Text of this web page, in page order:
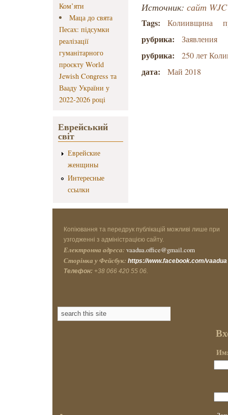
Ком’яти
Маца до свята
Песах: підсумки
реалізації
гуманітарного
проєкту World
Jewish Congress та
Вааду України у
2022-2026 році
Еврейський
світ
Еврейские
женщины
Интересные
ссылки
Источник: сайт WJC
Tags: Колиивщина
рубрика: Заявления
рубрика: 250 лет
дата: Май 2018
Копіювання та передрук публікацій можливі лише при
узгодженні з адміністрацією сайту.
Електронна адреса: vaadua.office@gmail.com
Сторінка у Фейсбук: https://www.facebook.com/vaadua
Телефон: +38 066 420 55 06.